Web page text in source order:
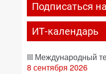
Подписаться
ИТ-календарь
III Международный
8 сентября 2026